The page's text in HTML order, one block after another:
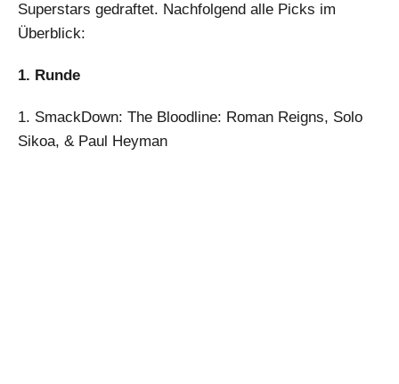
Superstars gedraftet. Nachfolgend alle Picks im
Überblick:
1. Runde
1. SmackDown: The Bloodline: Roman Reigns, Solo
Sikoa, & Paul Heyman